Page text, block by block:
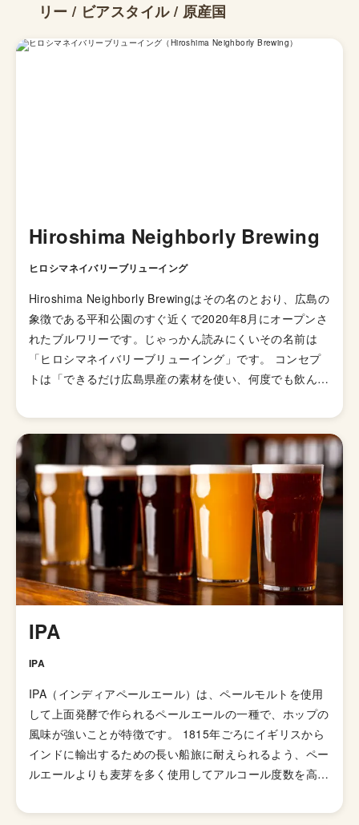
リー / ビアスタイル / 原産国
Hiroshima Neighborly Brewing
ヒロシマネイバリーブリューイング
Hiroshima Neighborly Brewingはその名のとおり、広島の
象徴である平和公園のすぐ近くで2020年8月にオープンさ
れたブルワリーです。じゃっかん読みにくいその名前は
「ヒロシマネイバリーブリューイング」です。 コンセプ
トは「できるだけ広島県産の素材を使い、何度でも飲んで
所とのこと。Craft beer と炭火『はればれ』というダイナ
ーも併設。 2種類のフラッグシップラガーを筆頭に、広島
の素材を使ったちょっと変わり種なラインナップが特徴の
ブルワリーです。
IPA
IPA
IPA（インディアペールエール）は、ペールモルトを使用
して上面発酵で作られるペールエールの一種で、ホップの
風味が強いことが特徴です。 1815年ごろにイギリスから
インドに輸出するための長い船旅に耐えられるよう、ペー
ルエールよりも麦芽を多く使用してアルコール度数を高め
れました。そして、1829年に「IPA（インディアンペール